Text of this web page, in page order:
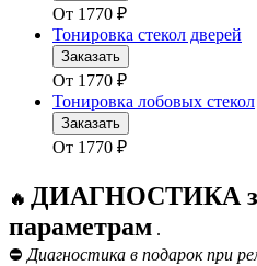
От 1770 ₽
Тонировка стекол дверей
Заказать
От 1770 ₽
Тонировка лобовых стекол
Заказать
От 1770 ₽
🔥 ДИАГНОСТИКА за
параметрам .
⛔ Диагностика в подарок при